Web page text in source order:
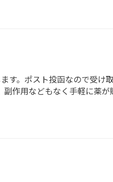
す。ポスト投函なので受け
作用などもなく手軽に薬